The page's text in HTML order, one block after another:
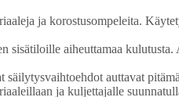
ja korostusompeleita.
aiheuttamaa
auttavat
ja kuljettajalle